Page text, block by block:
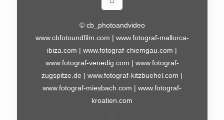
© cb_photoandvideo
www.cbfotoundfilm.com | www.fotograf-mallorca-
ibiza.com | www.fotograf-chiemgau.com |
www.fotograf-venedig.com | www.fotograf-
zugspitze.de | www.fotograf-kitzbuehel.com |
www.fotograf-miesbach.com | www.fotograf-
kroatien.com